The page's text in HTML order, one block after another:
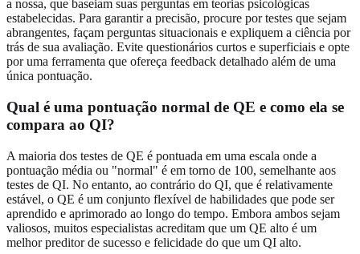
a nossa, que baseiam suas perguntas em teorias psicológicas
estabelecidas. Para garantir a precisão, procure por testes que sejam
abrangentes, façam perguntas situacionais e expliquem a ciência por
trás de sua avaliação. Evite questionários curtos e superficiais e opte
por uma ferramenta que ofereça feedback detalhado além de uma
única pontuação.
Qual é uma pontuação normal de QE e como ela se
compara ao QI?
A maioria dos testes de QE é pontuada em uma escala onde a
pontuação média ou "normal" é em torno de 100, semelhante aos
testes de QI. No entanto, ao contrário do QI, que é relativamente
estável, o QE é um conjunto flexível de habilidades que pode ser
aprendido e aprimorado ao longo do tempo. Embora ambos sejam
valiosos, muitos especialistas acreditam que um QE alto é um
melhor preditor de sucesso e felicidade do que um QI alto.